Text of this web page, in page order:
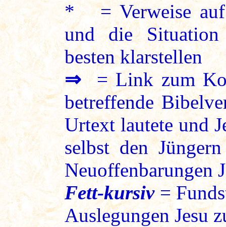
* = Verweise auf
und die Situation
besten klarstellen
⇒ = Link zum
betreffende
Urtext lautete und
selbst den
Neuoffenbarungen
Fett-kursiv=
Auslegungen Jesu